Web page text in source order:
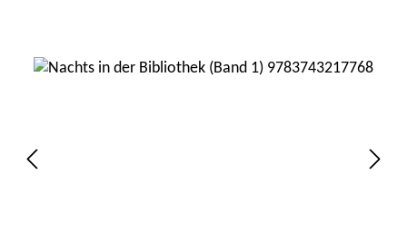
Bildergalerie überspringen